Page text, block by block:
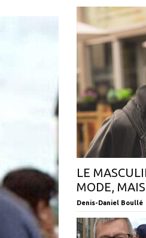
LE
MODE,
Denis-Daniel Boullé